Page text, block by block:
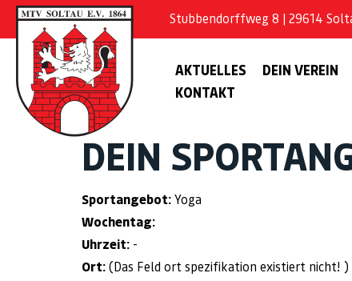
Stubbendorffweg 8 | 29614
AKTUELLES DEIN VEREIN
KONTAKT
DEIN
Sportangebot: Yoga
Wochentag:
Uhrzeit: -
Ort: (Das Feld ort spezifikation existiert nicht! )